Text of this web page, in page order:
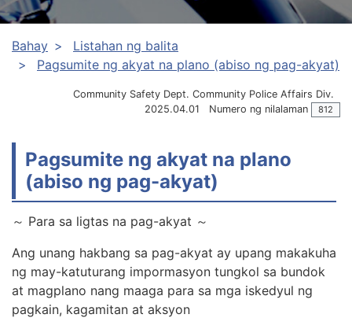
Bahay
Listahan ng balita
Pagsumite ng akyat na plano (abiso ng pag-akyat)
Community Safety Dept. Community Police Affairs Div.
2025.04.01
Numero ng nilalaman 812
Pagsumite ng akyat na plano
(abiso ng pag-akyat)
～ Para sa ligtas na pag-akyat ～
Ang unang hakbang sa pag-akyat ay upang makakuha
ng may-katuturang impormasyon tungkol sa bundok
at magplano nang maaga para sa mga iskedyul ng
pagkain, kagamitan at aksyon